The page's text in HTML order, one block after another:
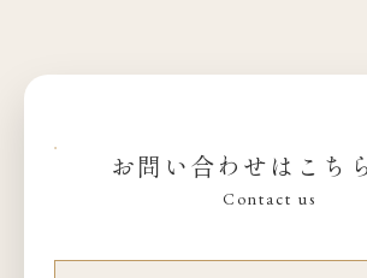
お問い合わせはこち
Contact us